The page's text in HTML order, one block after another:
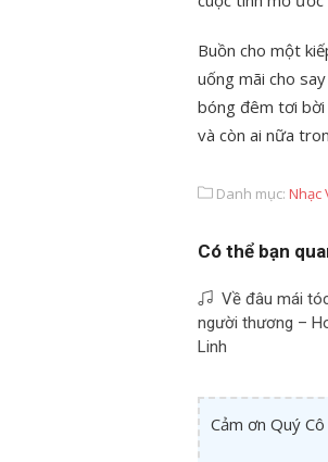
Buồn cho một
uống mãi cho
bóng đêm tơi bời
và còn ai nữa
Danh mục: Nhạc
Có thể bạn
Về đâu mái
người thương –
Linh
Cảm ơn Quý